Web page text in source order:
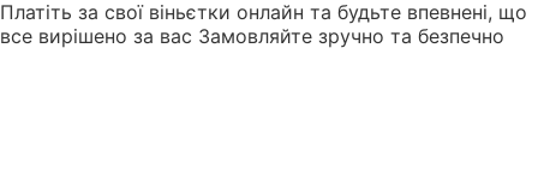
Платіть за свої віньєтки онлайн та будьте впевнені, що
все вирішено за вас Замовляйте зручно та безпечно